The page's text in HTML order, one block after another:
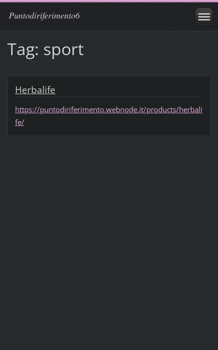
Puntodiriferimento6
Tag: sport
Herbalife
https://puntodiriferimento.webnode.it/products/herbali
fe/